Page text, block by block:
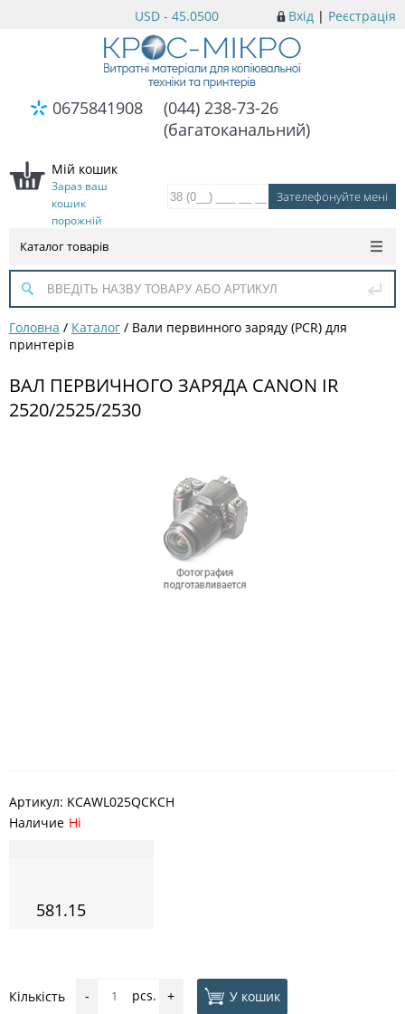
Вхід | Реєстрація
USD - 45.0500
0675841908
(044) 238-73-26
(багатоканальний)
Мій кошик
Зараз ваш
кошик
порожній
Каталог товарів
Головна / Каталог / Вали первинного заряду (PCR) для
принтерів
ВАЛ ПЕРВИЧНОГО ЗАРЯДА CANON IR
2520/2525/2530
Артикул: KCAWL025QCKCH
Наличие Ні
581.15
Кількість - pcs. + У кошик